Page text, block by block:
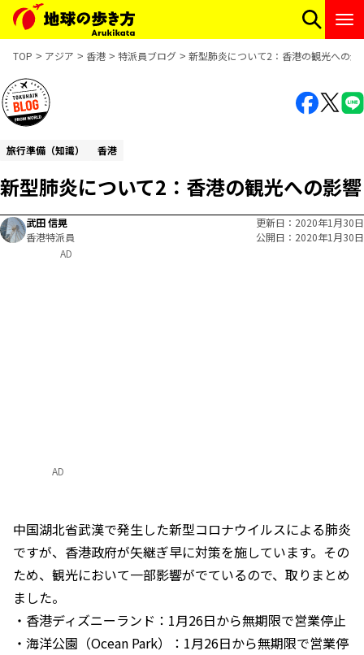
TOP アジア 香港 特派員ブログ 新型肺炎について2：香港の観光への影
旅行準備（知識） 香港
新型肺炎について2：香港の観光への影響
武田 信晃
香港特派員
更新日
2020年1月30日
公開日
2020年1月30日
AD
中国湖北省武漢で発生した新型コロナウイルスによる肺炎
ですが、香港政府が矢継ぎ早に対策を施しています。その
ため、観光において一部影響がでているので、取りまとめ
ました。
・香港ディズニーランド：1月26日から無期限で営業停止
・海洋公園（Ocean Park）：1月26日から無期限で営業停
AD